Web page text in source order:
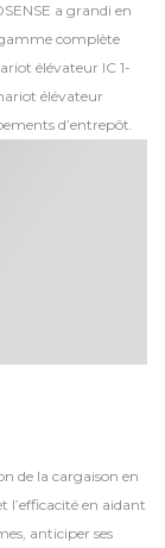
a grandi en
complète
élévateur IC 1-
élévateur
d’entrepôt.
de la cargaison en
l’efficacité en aidant
anticiper ses